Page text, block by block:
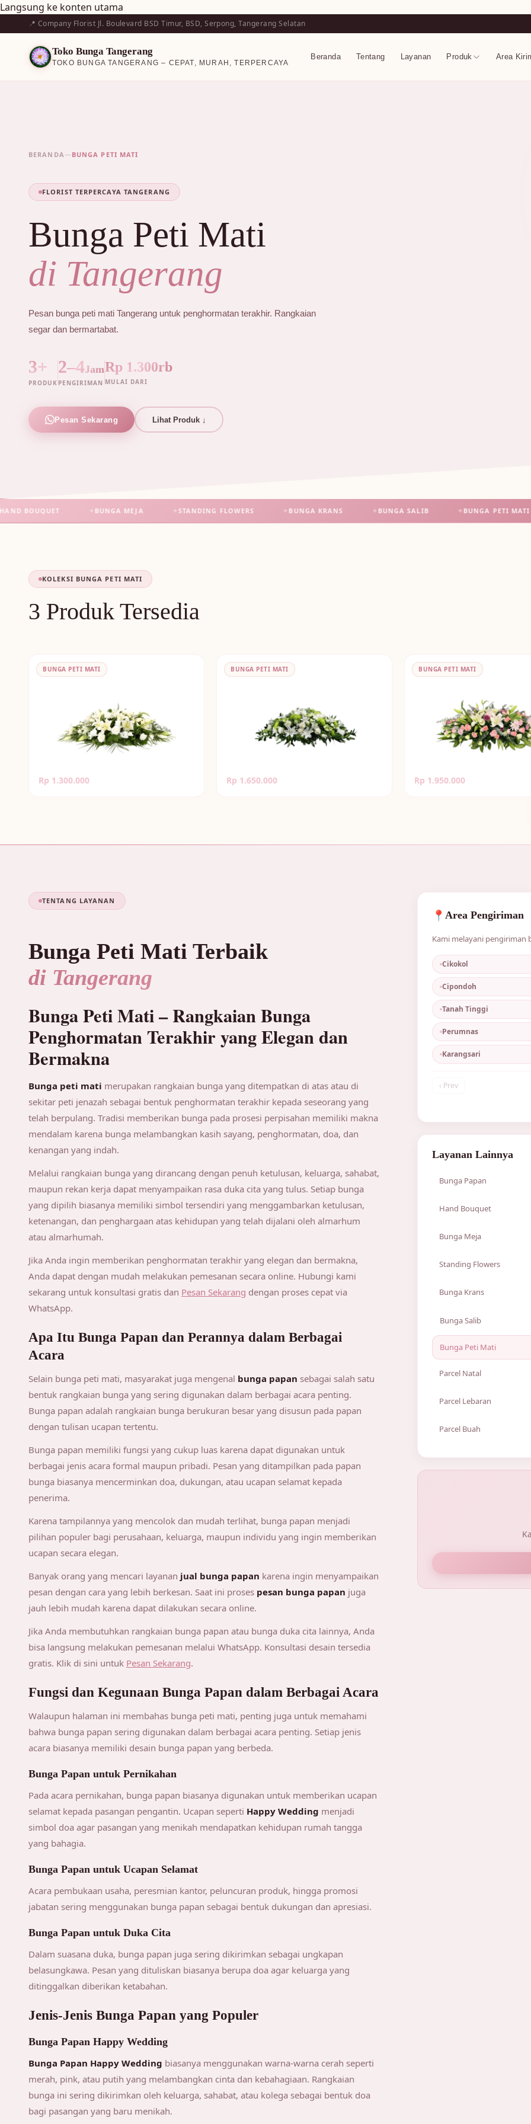
Langsung ke konten utama
📍 Company Florist Jl. Boulevard BSD Timur, BSD, Serpong, Tangerang Selatan
Toko Bunga Tangerang
TOKO BUNGA TANGERANG – CEPAT, MURAH, TERPERCAYA
Beranda Tentang Layanan Produk Area
BERANDA— BUNGA PETI MATI
FLORIST TERPERCAYA TANGERANG
Bunga Peti Mati
di Tangerang
Pesan bunga peti mati Tangerang untuk penghormatan terakhir. Rangkaian
segar dan bermartabat.
3+
PRODUK
2–4Jam
PENGIRIMAN
Rp 1.300rb
MULAI DARI
Pesan Sekarang Lihat Produk ↓
BUNGA MEJA STANDING FLOWERS BUNGA KRANS BUNGA SALIB BUNGA PETI MATI
KOLEKSI BUNGA PETI MATI
3 Produk Tersedia
BUNGA PETI MATI
Rp 1.300.000
BUNGA PETI MATI
Rp 1.650.000
BUNGA PETI MATI
Rp 1.950.000
TENTANG LAYANAN
Bunga Peti Mati Terbaik
di Tangerang
Bunga Peti Mati – Rangkaian Bunga
Penghormatan Terakhir yang Elegan dan
Bermakna
Bunga peti mati merupakan rangkaian bunga yang ditempatkan di atas atau di
sekitar peti jenazah sebagai bentuk penghormatan terakhir kepada seseorang yang
telah berpulang. Tradisi memberikan bunga pada prosesi perpisahan memiliki makna
mendalam karena bunga melambangkan kasih sayang, penghormatan, doa, dan
kenangan yang indah.
Melalui rangkaian bunga yang dirancang dengan penuh ketulusan, keluarga, sahabat,
maupun rekan kerja dapat menyampaikan rasa duka cita yang tulus. Setiap bunga
yang dipilih biasanya memiliki simbol tersendiri yang menggambarkan ketulusan,
ketenangan, dan penghargaan atas kehidupan yang telah dijalani oleh almarhum
atau almarhumah.
Jika Anda ingin memberikan penghormatan terakhir yang elegan dan bermakna,
Anda dapat dengan mudah melakukan pemesanan secara online. Hubungi kami
sekarang untuk konsultasi gratis dan Pesan Sekarang dengan proses cepat via
WhatsApp.
Apa Itu Bunga Papan dan Perannya dalam Berbagai
Acara
Selain bunga peti mati, masyarakat juga mengenal bunga papan sebagai salah satu
bentuk rangkaian bunga yang sering digunakan dalam berbagai acara penting.
Bunga papan adalah rangkaian bunga berukuran besar yang disusun pada papan
dengan tulisan ucapan tertentu.
Bunga papan memiliki fungsi yang cukup luas karena dapat digunakan untuk
berbagai jenis acara formal maupun pribadi. Pesan yang ditampilkan pada papan
bunga biasanya mencerminkan doa, dukungan, atau ucapan selamat kepada
penerima.
Karena tampilannya yang mencolok dan mudah terlihat, bunga papan menjadi
pilihan populer bagi perusahaan, keluarga, maupun individu yang ingin memberikan
ucapan secara elegan.
Banyak orang yang mencari layanan jual bunga papan karena ingin menyampaikan
pesan dengan cara yang lebih berkesan. Saat ini proses pesan bunga papan juga
jauh lebih mudah karena dapat dilakukan secara online.
Jika Anda membutuhkan rangkaian bunga papan atau bunga duka cita lainnya, Anda
bisa langsung melakukan pemesanan melalui WhatsApp. Konsultasi desain tersedia
gratis. Klik di sini untuk Pesan Sekarang.
Fungsi dan Kegunaan Bunga Papan dalam Berbagai Acara
Walaupun halaman ini membahas bunga peti mati, penting juga untuk memahami
bahwa bunga papan sering digunakan dalam berbagai acara penting. Setiap jenis
acara biasanya memiliki desain bunga papan yang berbeda.
Bunga Papan untuk Pernikahan
Pada acara pernikahan, bunga papan biasanya digunakan untuk memberikan ucapan
selamat kepada pasangan pengantin. Ucapan seperti Happy Wedding menjadi
simbol doa agar pasangan yang menikah mendapatkan kehidupan rumah tangga
yang bahagia.
Bunga Papan untuk Ucapan Selamat
Acara pembukaan usaha, peresmian kantor, peluncuran produk, hingga promosi
jabatan sering menggunakan bunga papan sebagai bentuk dukungan dan apresiasi.
Bunga Papan untuk Duka Cita
Dalam suasana duka, bunga papan juga sering dikirimkan sebagai ungkapan
belasungkawa. Pesan yang dituliskan biasanya berupa doa agar keluarga yang
ditinggalkan diberikan ketabahan.
Jenis-Jenis Bunga Papan yang Populer
Bunga Papan Happy Wedding
Bunga Papan Happy Wedding biasanya menggunakan warna-warna cerah seperti
merah, pink, atau putih yang melambangkan cinta dan kebahagiaan. Rangkaian
bunga ini sering dikirimkan oleh keluarga, sahabat, atau kolega sebagai bentuk doa
bagi pasangan yang baru menikah.
📍 Area Pengiriman
Kami melayani pengiriman
Cikokol
Cipondoh
Tanah Tinggi
Perumnas
Karangsari
‹ Prev
Layanan Lainnya
Bunga Papan
Bunga Papan Selamat
Bunga Papan
Papan Bunga Kertas
Hand Bouquet
Hand Bouquet Birthday
Hand Bouquet
Bunga Meja
Bunga Meja Mawar
Bunga Meja Mix
Standing Flowers
Standing Flowers
Standing Flowers Love
Bunga Krans
Bunga Krans Wedding
Bunga Salib
Bunga Peti Mati
Parcel Natal
Parcel Natal Pecah
Parcel Lebaran
Parcel Buah
Rangkaian Parcel